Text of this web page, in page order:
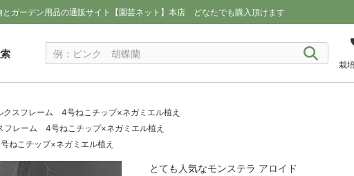
とガーデン用品の通販サイト【園芸ネット】本店 どなたでも購入頂けます
栽
クスフレーム 4号ねこチップ×ネガミエル植え
フレーム 4号ねこチップ×ネガミエル植え
ねこチップ×ネガミエル植え
とても人気なモンステラ アロイド